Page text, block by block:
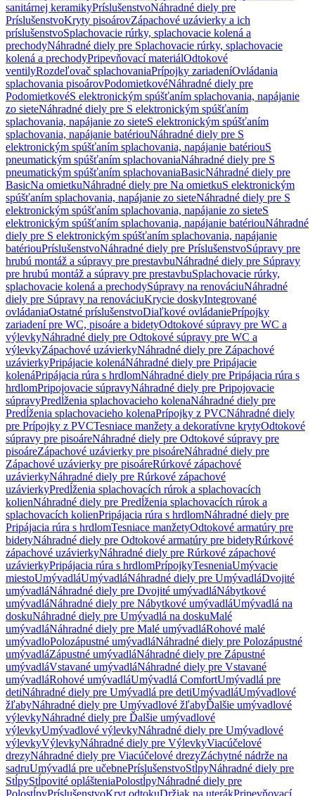
sanitárnej keramikyPríslušenstvoNáhradné diely pre
PríslušenstvoKryty pisoárovZápachové uzávierky a ich
príslušenstvoSplachovacie rúrky, splachovacie kolená a
prechodyNáhradné diely pre Splachovacie rúrky, splachovacie
kolená a prechodyPripevňovací materiálOdtokové
ventilyRozdeľovač splachovaniaPrípojky zariadeníOvládania
splachovania pisoárovPodomietkovéNáhradné diely pre
PodomietkovéS elektronickým spúšťaním splachovania, napájanie
zo sieteNáhradné diely pre S elektronickým spúšťaním
splachovania, napájanie zo sieteS elektronickým spúšťaním
splachovania, napájanie batériouNáhradné diely pre S
elektronickým spúšťaním splachovania, napájanie batériouS
pneumatickým spúšťaním splachovaniaNáhradné diely pre S
pneumatickým spúšťaním splachovaniaBasicNáhradné diely pre
BasicNa omietkuNáhradné diely pre Na omietkuS elektronickým
spúšťaním splachovania, napájanie zo sieteNáhradné diely pre S
elektronickým spúšťaním splachovania, napájanie zo sieteS
elektronickým spúšťaním splachovania, napájanie batériouNáhradné
diely pre S elektronickým spúšťaním splachovania, napájanie
batériouPríslušenstvoNáhradné diely pre PríslušenstvoSúpravy pre
hrubú montáž a súpravy pre prestavbuNáhradné diely pre Súpravy
pre hrubú montáž a súpravy pre prestavbuSplachovacie rúrky,
splachovacie kolená a prechodySúpravy na renováciuNáhradné
diely pre Súpravy na renováciuKrycie doskyIntegrované
ovládaniaOstatné príslušenstvoDiaľkové ovládaniePrípojky
zariadení pre WC, pisoáre a bidetyOdtokové súpravy pre WC a
výlevkyNáhradné diely pre Odtokové súpravy pre WC a
výlevkyZápachové uzávierkyNáhradné diely pre Zápachové
uzávierkyPripájacie kolenáNáhradné diely pre Pripájacie
kolenáPripájacia rúra s hrdlomNáhradné diely pre Pripájacia rúra s
hrdlomPripojovacie súpravyNáhradné diely pre Pripojovacie
súpravyPredĺženia splachovacieho kolenaNáhradné diely pre
Predĺženia splachovacieho kolenaPrípojky z PVCNáhradné diely
pre Prípojky z PVCTesniace manžety a dekoratívne krytyOdtokové
súpravy pre pisoáreNáhradné diely pre Odtokové súpravy pre
pisoáreZápachové uzávierky pre pisoáreNáhradné diely pre
Zápachové uzávierky pre pisoáreRúrkové zápachové
uzávierkyNáhradné diely pre Rúrkové zápachové
uzávierkyPredĺženia splachovacích rúrok a splachovacích
kolienNáhradné diely pre Predĺženia splachovacích rúrok a
splachovacích kolienPripájacia rúra s hrdlomNáhradné diely pre
Pripájacia rúra s hrdlomTesniace manžetyOdtokové armatúry pre
bidetyNáhradné diely pre Odtokové armatúry pre bidetyRúrkové
zápachové uzávierkyNáhradné diely pre Rúrkové zápachové
uzávierkyPripájacia rúra s hrdlomPrípojkyTesneniaUmývacie
miestoUmývadláUmývadláNáhradné diely pre UmývadláDvojité
umývadláNáhradné diely pre Dvojité umývadláNábytkové
umývadláNáhradné diely pre Nábytkové umývadláUmývadlá na
doskuNáhradné diely pre Umývadlá na doskuMalé
umývadláNáhradné diely pre Malé umývadláRohové malé
umývadloPolozápustné umývadláNáhradné diely pre Polozápustné
umývadláZápustné umývadláNáhradné diely pre Zápustné
umývadláVstavané umývadláNáhradné diely pre Vstavané
umývadláRohové umývadláUmývadlá ComfortUmývadlá pre
detiNáhradné diely pre Umývadlá pre detiUmývadláUmývadlové
žľabyNáhradné diely pre Umývadlové žľabyĎalšie umývadlové
výlevkyNáhradné diely pre Ďalšie umývadlové
výlevkyUmývadlové výlevkyNáhradné diely pre Umývadlové
výlevkyVýlevkyNáhradné diely pre VýlevkyViacúčelové
drezyNáhradné diely pre Viacúčelové drezyZáchytné nádrže na
sadruUmývadlá pre učebnePríslušenstvoStĺpyNáhradné diely pre
StĺpyStĺpovité oplášteniaPolostĺpyNáhradné diely pre
PolostĺpyPríslušenstvoKryt odtokuDržiak na uterákPripevňovací